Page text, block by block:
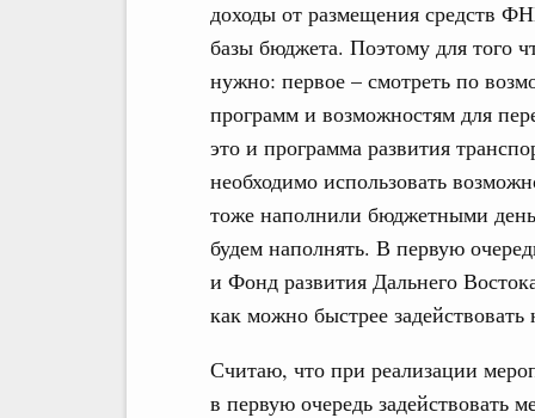
доходы от размещения средств
базы бюджета. Поэтому для того
нужно: первое – смотреть по
программ и возможностям для
это и программа развития
необходимо использовать
тоже наполнили бюджетными
будем наполнять. В первую
и Фонд развития Дальнего
как можно быстрее
Считаю, что при реализации
в первую очередь задействовать